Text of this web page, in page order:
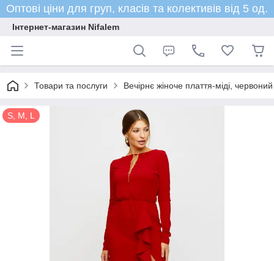
Оптові ціни для груп, класів та колективів від 5 од.
Інтернет-магазин Nifalem
Товари та послуги Вечірнє жіноче плаття-міді, червоний
S, M, L